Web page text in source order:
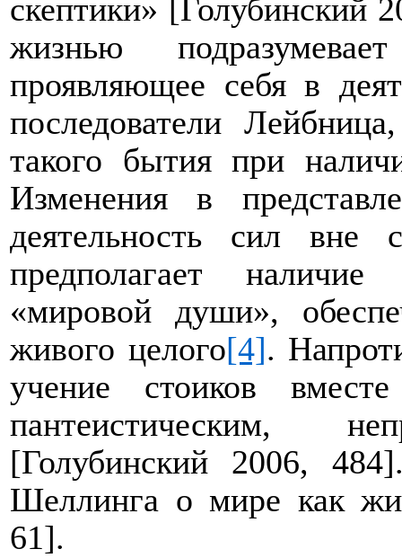
скептики» [Голубинский
жизнью
проявляющее себя в
последователи
такого бытия при
Изменения в
деятельность сил вне
предполагает
«мировой души»,
живого целого[4].
учение стоиков
пантеистическим,
[Голубинский 2006, 484]
Шеллинга о мире как
61].